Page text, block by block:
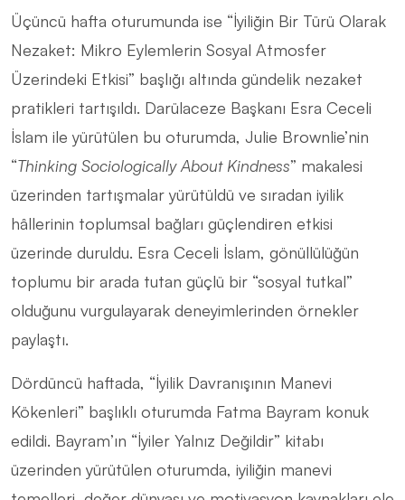
Üçüncü hafta oturumunda ise “İyiliğin Bir Türü Olarak
Nezaket: Mikro Eylemlerin Sosyal Atmosfer
Üzerindeki Etkisi” başlığı altında gündelik nezaket
pratikleri tartışıldı. Darülaceze Başkanı Esra Ceceli
İslam ile yürütülen bu oturumda, Julie Brownlie’nin
“Thinking Sociologically About Kindness” makalesi
üzerinden tartışmalar yürütüldü ve sıradan iyilik
hâllerinin toplumsal bağları güçlendiren etkisi
üzerinde duruldu. Esra Ceceli İslam, gönüllülüğün
toplumu bir arada tutan güçlü bir “sosyal tutkal”
olduğunu vurgulayarak deneyimlerinden örnekler
paylaştı.
Dördüncü haftada, “İyilik Davranışının Manevi
Kökenleri” başlıklı oturumda Fatma Bayram konuk
edildi. Bayram’ın “İyiler Yalnız Değildir” kitabı
üzerinden yürütülen oturumda, iyiliğin manevi